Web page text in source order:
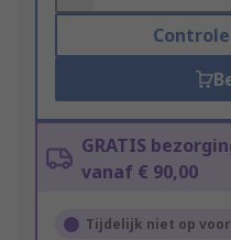
GRATIS
vanaf € 90,00
Tijdelijk niet op